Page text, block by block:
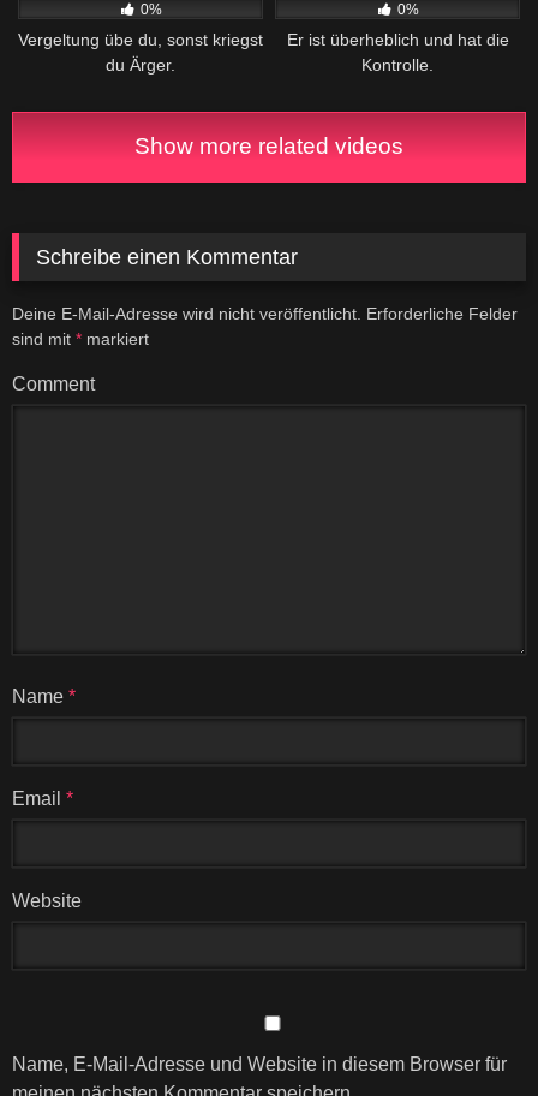
0%
Vergeltung übe du, sonst kriegst
du Ärger.
0%
Er ist überheblich und hat die
Kontrolle.
Show more related videos
Schreibe einen Kommentar
Deine E-Mail-Adresse wird nicht veröffentlicht. Erforderliche Felder
sind mit * markiert
Comment
Name *
Email *
Website
Name, E-Mail-Adresse und Website in diesem Browser für